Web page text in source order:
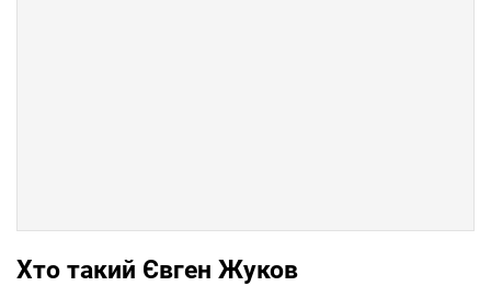
Хто такий Євген Жуков